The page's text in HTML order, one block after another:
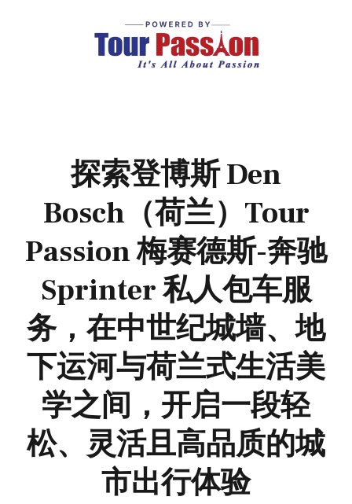
探索登博斯 Den
Bosch（荷兰）Tour
Passion 梅赛德斯-奔驰
Sprinter 私人包车服
务，在中世纪城墙、地
下运河与荷兰式生活美
学之间，开启一段轻
松、灵活且高品质的城
市出行体验